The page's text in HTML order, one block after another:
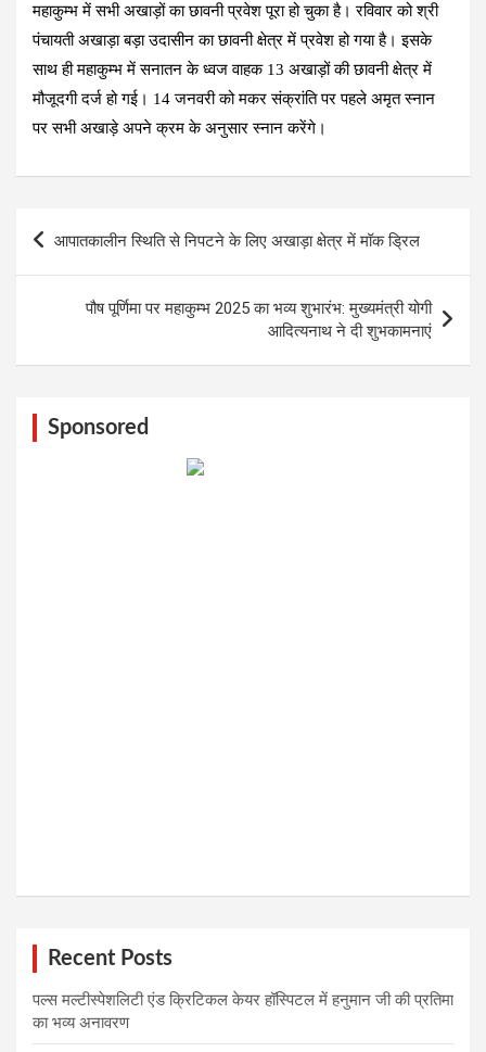
महाकुम्भ में सभी अखाड़ों का छावनी प्रवेश पूरा हो चुका है। रविवार को श्री
पंचायती अखाड़ा बड़ा उदासीन का छावनी क्षेत्र में प्रवेश हो गया है। इसके
साथ ही महाकुम्भ में सनातन के ध्वज वाहक 13 अखाड़ों की छावनी क्षेत्र में
मौजूदगी दर्ज हो गई। 14 जनवरी को मकर संक्रांति पर पहले अमृत स्नान
पर सभी अखाड़े अपने क्रम के अनुसार स्नान करेंगे।
आपातकालीन स्थिति से निपटने के लिए अखाड़ा क्षेत्र में मॉक ड्रिल
पौष पूर्णिमा पर महाकुम्भ 2025 का भव्य शुभारंभ: मुख्यमंत्री योगी
आदित्यनाथ ने दी शुभकामनाएं
Sponsored
Recent Posts
पल्स मल्टीस्पेशलिटी एंड क्रिटिकल केयर हॉस्पिटल में हनुमान जी की प्रतिमा
का भव्य अनावरण